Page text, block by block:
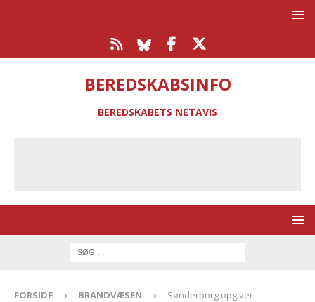
BEREDSKABSINFO
BEREDSKABETS NETAVIS
FORSIDE BRANDVÆSEN
Sønderborg opgiver